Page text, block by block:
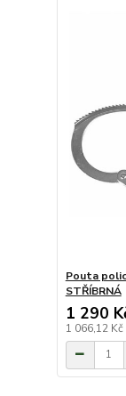
Pouta
STŘÍBRNÁ
1 290
1 066,12 Kč